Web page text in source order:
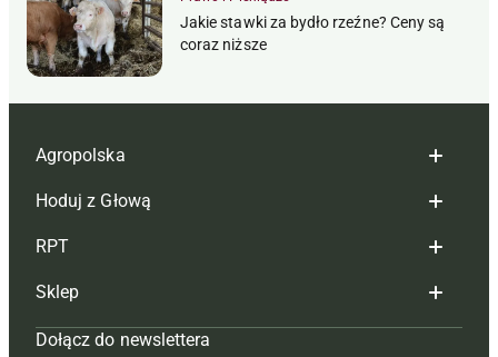
Jakie stawki za bydło rzeźne? Ceny są
coraz niższe
Agropolska
Redakcja
Reklama
Tagi
Mapa serwisu
Hoduj z Głową
Hoduj z głową bydło
Hoduj z głową świnie
Prenumerata
RPT
Redakcja
Prenumerata
Sklep
Czasopisma i prenumerata
Dołącz do newslettera